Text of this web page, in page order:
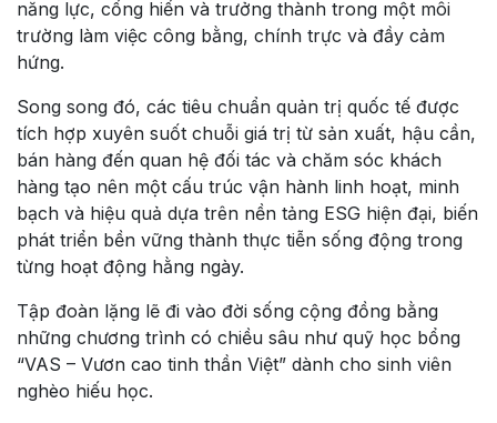
năng lực, cống hiến và trưởng thành trong một môi
trường làm việc công bằng, chính trực và đầy cảm
hứng.
Song song đó, các tiêu chuẩn quản trị quốc tế được
tích hợp xuyên suốt chuỗi giá trị từ sản xuất, hậu cần,
bán hàng đến quan hệ đối tác và chăm sóc khách
hàng tạo nên một cấu trúc vận hành linh hoạt, minh
bạch và hiệu quả dựa trên nền tảng ESG hiện đại, biến
phát triển bền vững thành thực tiễn sống động trong
từng hoạt động hằng ngày.
Tập đoàn lặng lẽ đi vào đời sống cộng đồng bằng
những chương trình có chiều sâu như quỹ học bổng
“VAS – Vươn cao tinh thần Việt” dành cho sinh viên
nghèo hiếu học.